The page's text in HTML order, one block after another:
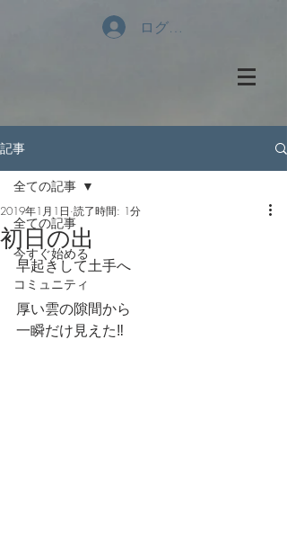
ログイン
記事
全ての記事
今すぐ始める
コミュニティ
全ての記事
初日の出
2019年1月1日 読了時間: 1分
早起きして土手へ
厚い雲の隙間から
一瞬だけ見えた‼️